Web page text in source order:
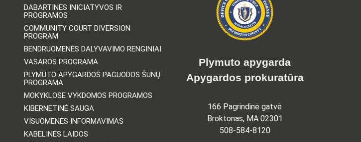
DABARTINĖS INICIATYVOS IR
PROGRAMOS
COMMUNITY COURT DIVERSION
PROGRAM
BENDRUOMENĖS DALYVAVIMO RENGINIAI
VASAROS PROGRAMA
PLYMUTO APYGARDOS PAGUODOS ŠUNŲ
PROGRAMA
MOKYKLOSE VYKDOMOS PROGRAMOS
KIBERNETINĖ SAUGA
VISUOMENĖS INFORMAVIMAS
KABELINĖS LAIDOS
Plymuto apygarda
Apygardos prokuratūra
166 Pagrindinė gatvė
Broktonas, MA 02301
508-584-8120